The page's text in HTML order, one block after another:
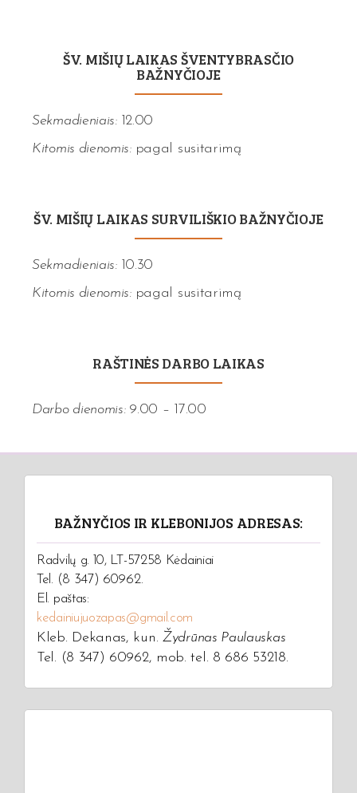
ŠV. MIŠIŲ LAIKAS ŠVENTYBRASČIO
BAŽNYČIOJE
Sekmadieniais: 12.00
Kitomis dienomis: pagal susitarimą
ŠV. MIŠIŲ LAIKAS SURVILIŠKIO BAŽNYČIOJE
Sekmadieniais: 10.30
Kitomis dienomis: pagal susitarimą
RAŠTINĖS DARBO LAIKAS
Darbo dienomis: 9.00 – 17.00
BAŽNYČIOS IR KLEBONIJOS ADRESAS:
Radvilų g. 10, LT-57258 Kėdainiai
Tel. (8 347) 60962.
El. paštas:
kedainiujuozapas@gmail.com
Kleb. Dekanas, kun. Žydrūnas Paulauskas
Tel. (8 347) 60962, mob. tel. 8 686 53218.